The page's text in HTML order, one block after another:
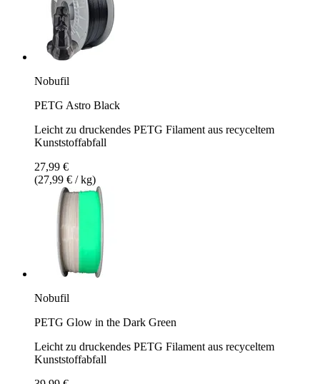
Nobufil
PETG Astro Black
Leicht zu druckendes PETG Filament aus recyceltem
Kunststoffabfall
27,99 €
(27,99 € / kg)
Nobufil
PETG Glow in the Dark Green
Leicht zu druckendes PETG Filament aus recyceltem
Kunststoffabfall